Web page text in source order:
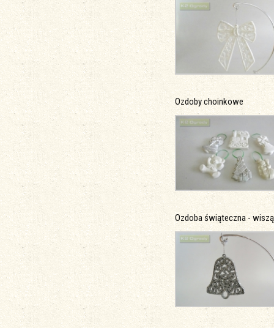
Ozdoby choinkowe
Ozdoba świąteczna -